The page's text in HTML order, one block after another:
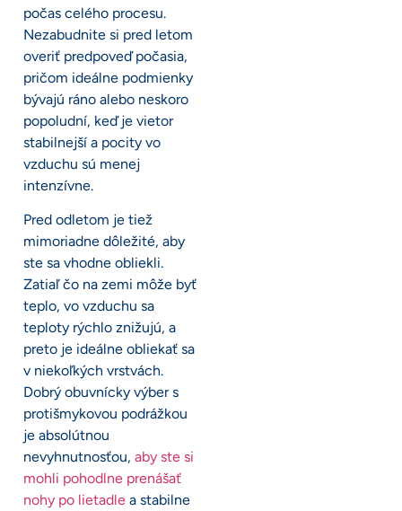
počas celého procesu.
Nezabudnite si pred letom
overiť predpoveď počasia,
pričom ideálne podmienky
bývajú ráno alebo neskoro
popoludní, keď je vietor
stabilnejší a pocity vo
vzduchu sú menej
intenzívne.
Pred odletom je tiež
mimoriadne dôležité, aby
ste sa vhodne obliekli.
Zatiaľ čo na zemi môže byť
teplo, vo vzduchu sa
teploty rýchlo znižujú, a
preto je ideálne obliekať sa
v niekoľkých vrstvách.
Dobrý obuvnícky výber s
protišmykovou podrážkou
je absolútnou
nevyhnutnosťou, aby ste si
mohli pohodlne prenášať
nohy po lietadle a stabilne